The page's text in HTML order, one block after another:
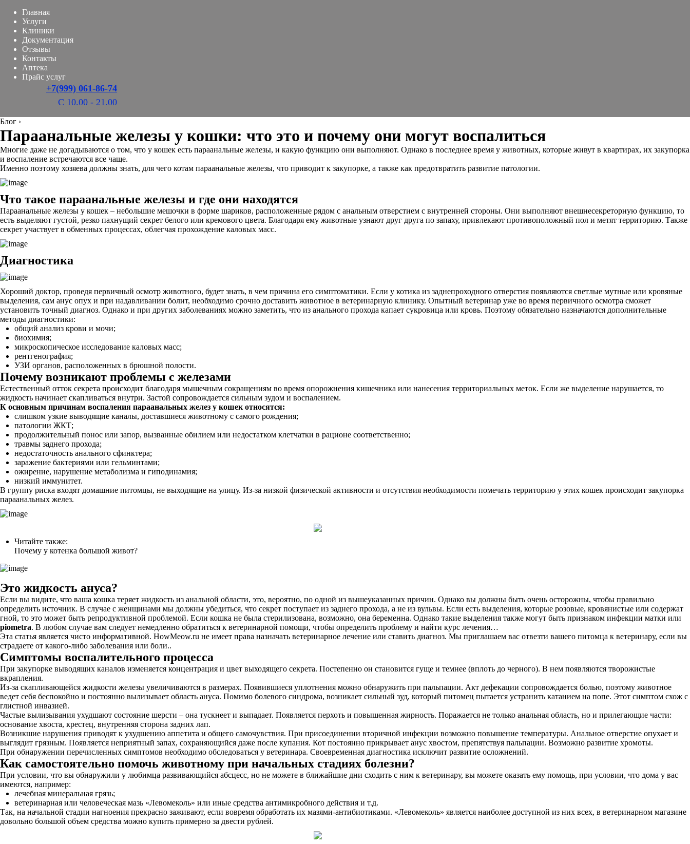
Главная
Услуги
Клиники
Документация
Отзывы
Контакты
Аптека
Прайс услуг
+7(999) 061-86-74
С 10.00 - 21.00
Блог ›
Параанальные железы у кошки: что это и почему они могут воспалиться
Многие даже не догадываются о том, что у кошек есть параанальные железы, и какую функцию они выполняют. Однако в последнее время у животных, которые живут в квартирах, их закупорка
и воспаление встречаются все чаще.
Именно поэтому хозяева должны знать, для чего котам параанальные железы, что приводит к закупорке, а также как предотвратить развитие патологии.
Что такое параанальные железы и где они находятся
Параанальные железы у кошек – небольшие мешочки в форме шариков, расположенные рядом с анальным отверстием с внутренней стороны. Они выполняют внешнесекреторную функцию, то
есть выделяют густой, резко пахнущий секрет белого или кремового цвета. Благодаря ему животные узнают друг друга по запаху, привлекают противоположный пол и метят территорию. Также
секрет участвует в обменных процессах, облегчая прохождение каловых масс.
Диагностика
Хороший доктор, проведя первичный осмотр животного, будет знать, в чем причина его симптоматики. Если у котика из заднепроходного отверстия появляются светлые мутные или кровяные
выделения, сам анус опух и при надавливании болит, необходимо срочно доставить животное в ветеринарную клинику. Опытный ветеринар уже во время первичного осмотра сможет
установить точный диагноз. Однако и при других заболеваниях можно заметить, что из анального прохода капает сукровица или кровь. Поэтому обязательно назначаются дополнительные
методы диагностики:
общий анализ крови и мочи;
биохимия;
микроскопическое исследование каловых масс;
рентгенография;
УЗИ органов, расположенных в брюшной полости.
Почему возникают проблемы с железами
Естественный отток секрета происходит благодаря мышечным сокращениям во время опорожнения кишечника или нанесения территориальных меток. Если же выделение нарушается, то
жидкость начинает скапливаться внутри. Застой сопровождается сильным зудом и воспалением.
К основным причинам воспаления параанальных желез у кошек относятся:
слишком узкие выводящие каналы, доставшиеся животному с самого рождения;
патологии ЖКТ;
продолжительный понос или запор, вызванные обилием или недостатком клетчатки в рационе соответственно;
травмы заднего прохода;
недостаточность анального сфинктера;
заражение бактериями или гельминтами;
ожирение, нарушение метаболизма и гиподинамия;
низкий иммунитет.
В группу риска входят домашние питомцы, не выходящие на улицу. Из-за низкой физической активности и отсутствия необходимости помечать территорию у этих кошек происходит закупорка
параанальных желез.
Читайте также:
Почему у котенка большой живот?
Это жидкость ануса?
Если вы видите, что ваша кошка теряет жидкость из анальной области, это, вероятно, по одной из вышеуказанных причин. Однако вы должны быть очень осторожны, чтобы правильно
определить источник. В случае с женщинами мы должны убедиться, что секрет поступает из заднего прохода, а не из вульвы. Если есть выделения, которые розовые, кровянистые или содержат
гной, то это может быть репродуктивной проблемой. Если кошка не была стерилизована, возможно, она беременна. Однако такие выделения также могут быть признаком инфекции матки или
piometra. В любом случае вам следует немедленно обратиться к ветеринарной помощи, чтобы определить проблему и найти курс лечения…
Эта статья является чисто информативной. HowMeow.ru не имеет права назначать ветеринарное лечение или ставить диагноз. Мы приглашаем вас отвезти вашего питомца к ветеринару, если вы
страдаете от какого-либо заболевания или боли..
Симптомы воспалительного процесса
При закупорке выводящих каналов изменяется концентрация и цвет выходящего секрета. Постепенно он становится гуще и темнее (вплоть до черного). В нем появляются творожистые
вкрапления.
Из-за скапливающейся жидкости железы увеличиваются в размерах. Появившиеся уплотнения можно обнаружить при пальпации. Акт дефекации сопровождается болью, поэтому животное
ведет себя беспокойно и постоянно вылизывает область ануса. Помимо болевого синдрома, возникает сильный зуд, который питомец пытается устранить катанием на попе. Этот симптом схож с
глистной инвазией.
Частые вылизывания ухудшают состояние шерсти – она тускнеет и выпадает. Появляется перхоть и повышенная жирность. Поражается не только анальная область, но и прилегающие части:
основание хвоста, крестец, внутренняя сторона задних лап.
Возникшие нарушения приводят к ухудшению аппетита и общего самочувствия. При присоединении вторичной инфекции возможно повышение температуры. Анальное отверстие опухает и
выглядит грязным. Появляется неприятный запах, сохраняющийся даже после купания. Кот постоянно прикрывает анус хвостом, препятствуя пальпации. Возможно развитие хромоты.
При обнаружении перечисленных симптомов необходимо обследоваться у ветеринара. Своевременная диагностика исключит развитие осложнений.
Как самостоятельно помочь животному при начальных стадиях болезни?
При условии, что вы обнаружили у любимца развивающийся абсцесс, но не можете в ближайшие дни сходить с ним к ветеринару, вы можете оказать ему помощь, при условии, что дома у вас
имеются, например:
лечебная минеральная грязь;
ветеринарная или человеческая мазь «Левомеколь» или иные средства антимикробного действия и т.д.
Так, на начальной стадии нагноения прекрасно заживают, если вовремя обработать их мазями-антибиотиками. «Левомеколь» является наиболее доступной из них всех, в ветеринарном магазине
довольно большой объем средства можно купить примерно за двести рублей.